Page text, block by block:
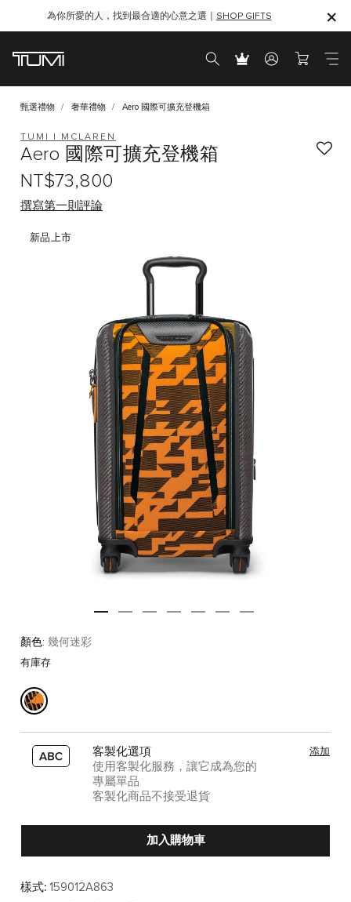
SHOP GIFTS
為你所愛的人，找到最合適的心意之選｜ SHOP GIFTS
甄選禮物 奢華禮物 Aero 國際可擴充登機箱
新品上市
TUMI I MCLAREN
Aero 國際可擴充登機箱
NT$73,800
撰寫第一則評論
顏色: 幾何迷彩
有庫存
客製化選項
使用客製化服務，讓它成為您的
專屬單品
客製化商品不接受退貨
添加
加入購物車
樣式: 159012A863